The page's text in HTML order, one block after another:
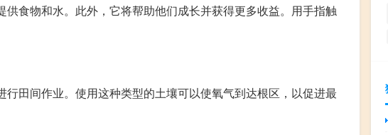
食物和水。此外，它将帮助他们成长并获得更多收益。用手指触
田间作业。使用这种类型的土壤可以使氧气到达根区，以促进最